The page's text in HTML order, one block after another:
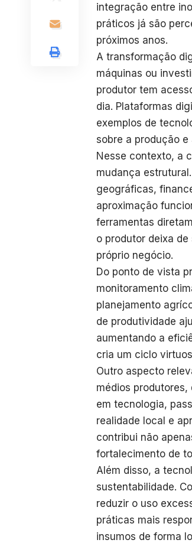
integração entre
práticos já são
próximos anos.
A transformação
máquinas ou
produtor tem
dia. Plataformas
exemplos de
sobre a produção
Nesse contexto, a
mudança
geográficas,
aproximação
ferramentas
o produtor deixa
próprio negócio.
Do ponto de vista
monitoramento
planejamento
de produtividade
aumentando a
cria um ciclo
Outro aspecto
médios
em tecnologia,
realidade local e
contribui não
fortalecimento de
Além disso, a
sustentabilidade.
reduzir o uso
práticas mais
insumos de forma